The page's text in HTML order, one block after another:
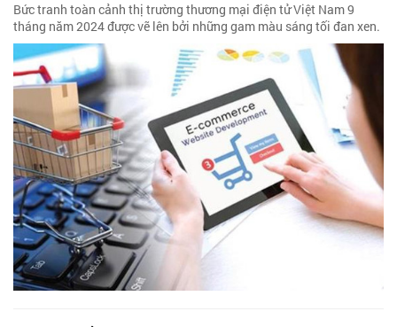
Bức tranh toàn cảnh thị trường thương mại điện tử Việt Nam 9
tháng năm 2024 được vẽ lên bởi những gam màu sáng tối đan xen.